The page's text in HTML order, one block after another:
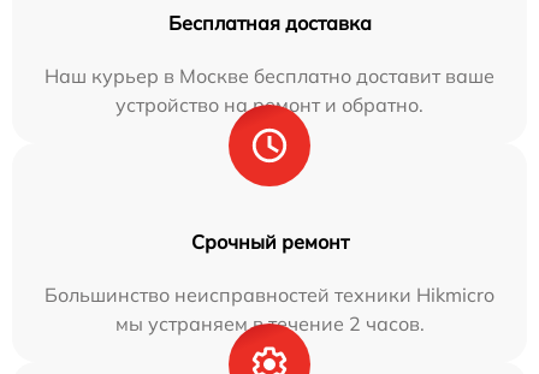
Бесплатная доставка
Наш курьер в Москве бесплатно доставит ваше
устройство на ремонт и обратно.
Срочный ремонт
Большинство неисправностей техники Hikmicro
мы устраняем в течение 2 часов.